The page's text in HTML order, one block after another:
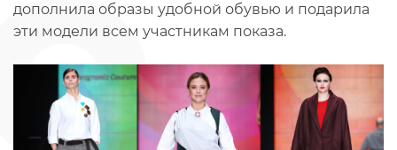
дополнила образы удобной обувью и подарила
эти модели всем участникам показа.